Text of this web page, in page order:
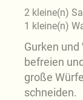
2 kleine(n)
1 kleine(n)
Gurken
befreien
große
schneiden.